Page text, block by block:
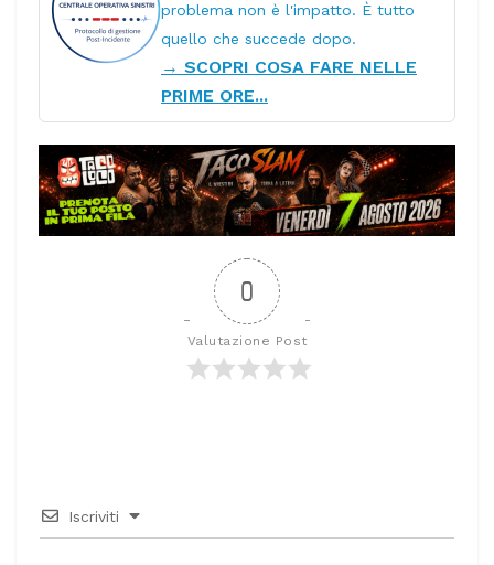
problema non è l'impatto. È tutto
quello che succede dopo.
→ SCOPRI COSA FARE NELLE
PRIME ORE...
0
Valutazione Post
Iscriviti